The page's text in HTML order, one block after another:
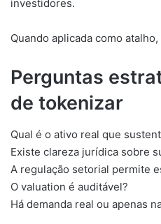
investidores.
Quando aplicada como
Perguntas
de tokenizar
Qual é o ativo real que
Existe clareza jurídica sobre
A regulação setorial permite
O valuation é auditável?
Há demanda real ou apenas